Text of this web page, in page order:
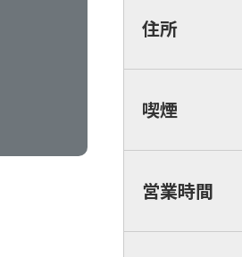
住所
喫煙
営業時間